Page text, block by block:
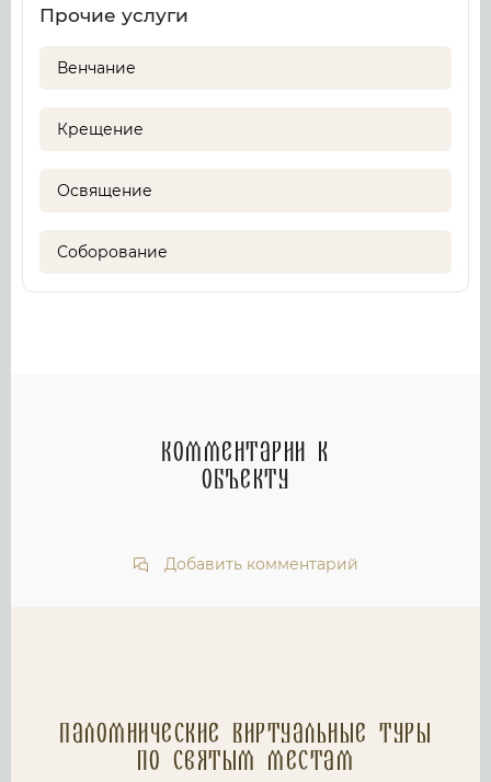
Прочие услуги
Венчание
Крещение
Освящение
Соборование
Комментарии к
объекту
Добавить комментарий
Паломнические Виртуальные туры
по святым местам